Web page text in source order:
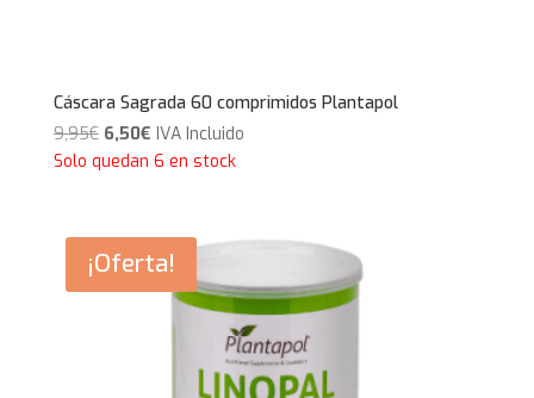
Cáscara Sagrada 60 comprimidos Plantapol
9,95€ El
precio
9,95€.
6,50€El
precio
6,50€.
IVA Incluido
Solo quedan 6 en stock
¡Oferta!